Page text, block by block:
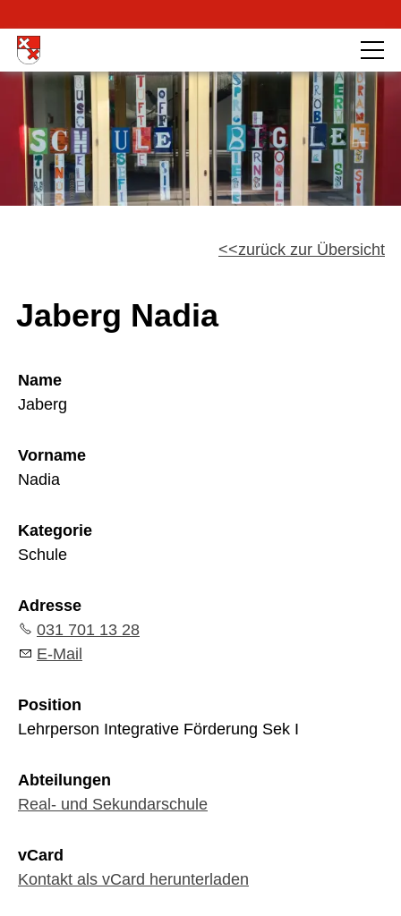
zurück zur Übersicht
Jaberg Nadia
Name
Jaberg
Vorname
Nadia
Kategorie
Schule
Adresse
031 701 13 28
E-Mail
Position
Lehrperson Integrative Förderung Sek I
Abteilungen
Real- und Sekundarschule
vCard
Kontakt als vCard herunterladen